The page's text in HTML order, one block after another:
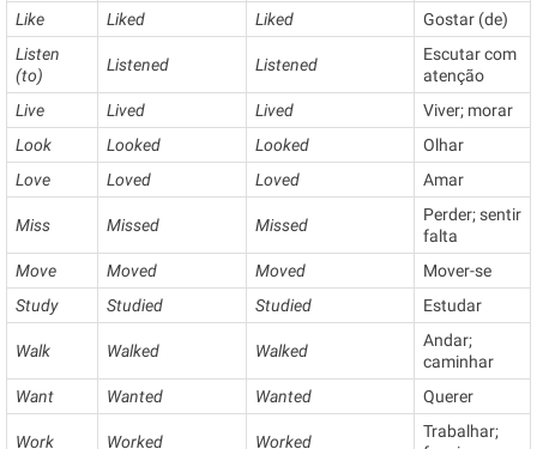
Like
Liked Liked
Gostar (de)
Listen
(to)
Listened Listened
Escutar com
atenção
Live
Lived Lived
Viver; morar
Look
Looked Looked
Olhar
Love
Loved Loved Amar
Miss Missed Missed
Perder; sentir
falta
Move
Moved Moved
Mover-se
Study
Studied Studied Estudar
Walk Walked Walked
Andar;
caminhar
Want
Wanted Wanted Querer
Work Worked Worked
Trabalhar;